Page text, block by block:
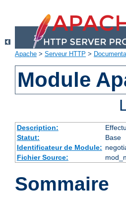
Apache > Serveur HTTP >
Module
Description:
Statut:
Base
Identificateur de Module:
Fichier Source:
Sommaire